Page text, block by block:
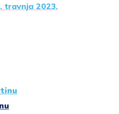
travnja 2023.